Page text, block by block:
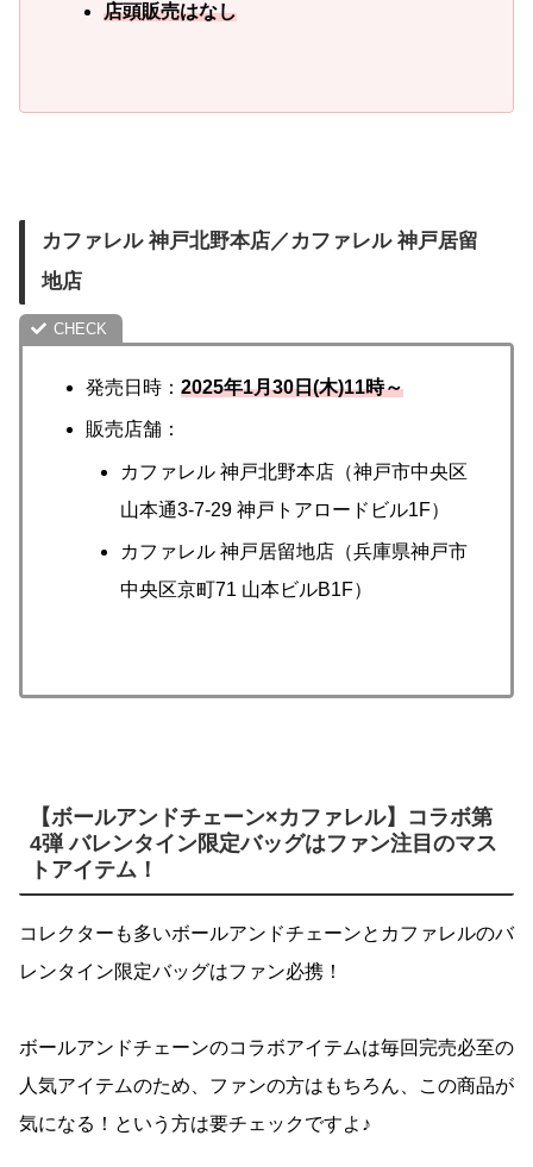
店頭販売はなし
カファレル 神戸北野本店／カファレル 神戸居留
地店
発売日時：2025年1月30日(木)11時～
販売店舗：
カファレル 神戸北野本店（神戸市中央区
山本通3-7-29 神戸トアロードビル1F）
カファレル 神戸居留地店（兵庫県神戸市
中央区京町71 山本ビルB1F）
【ボールアンドチェーン×カファレル】コラボ第
4弾 バレンタイン限定バッグはファン注目のマス
トアイテム！
コレクターも多いボールアンドチェーンとカファレルのバ
レンタイン限定バッグはファン必携！
ボールアンドチェーンのコラボアイテムは毎回完売必至の
人気アイテムのため、ファンの方はもちろん、この商品が
気になる！という方は要チェックですよ♪